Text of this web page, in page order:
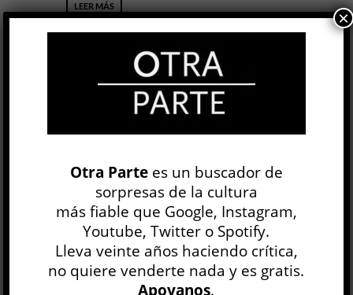
LEER MÁS
curiosidades sobre la medición
del tiempo »
Olivier Marchon
TEORÍA Y ENSAYO
Juan F. Comperatore
8 NOV, 2018
Otra Partees un buscador de
sorpresas de la cultura
más fiable que Google, Instagram,
Youtube, Twitter o Spotify.
Lleva veinte años haciendo crítica,
no quiere venderte nada y es gratis.
Apoyanos.
×